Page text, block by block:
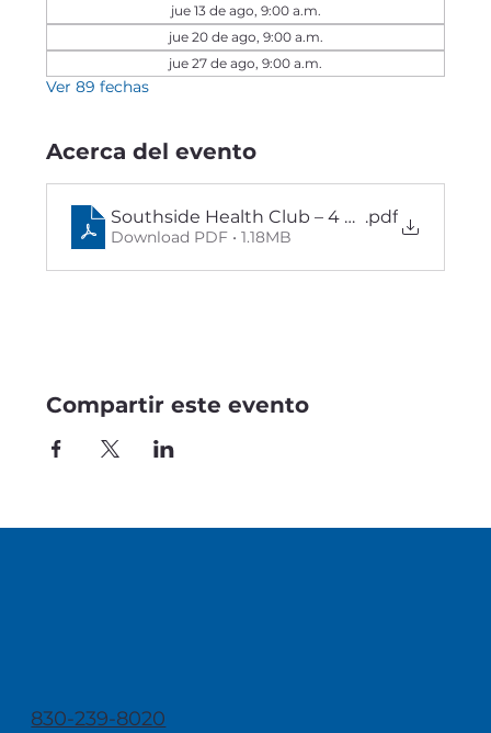
jue 13 de ago, 9:00 a.m.
jue 20 de ago, 9:00 a.m.
jue 27 de ago, 9:00 a.m.
Ver 89 fechas
Acerca del evento
Southside Health Club – 4 clubs flyer EN
.pdf
Download PDF • 1.18MB
Compartir este evento
830-239-8020